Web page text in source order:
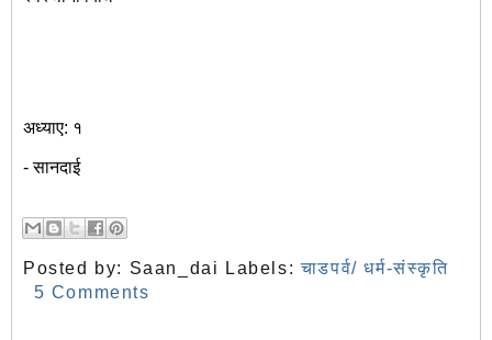
अध्याए: १
- सानदाई
Posted by: Saan_dai Labels:चाडपर्व/ धर्म-संस्कृति
5 Comments